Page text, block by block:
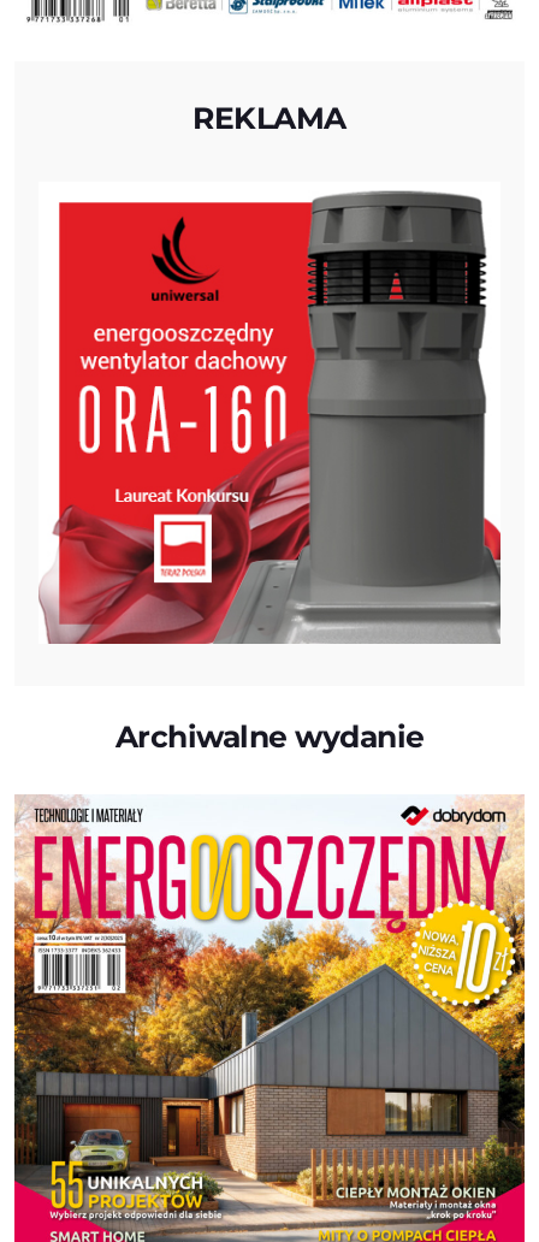
REKLAMA
Archiwalne wydanie